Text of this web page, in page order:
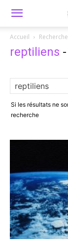
Accueil Recherche
reptiliens -
Si les résultats ne
recherche